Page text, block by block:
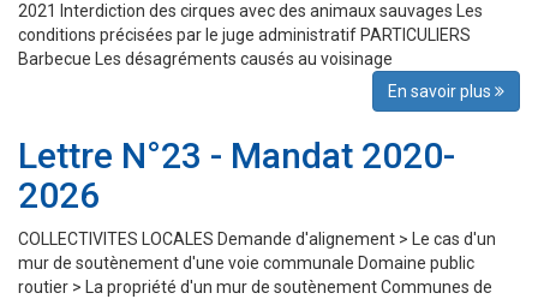
2021 Interdiction des cirques avec des animaux sauvages Les
conditions précisées par le juge administratif PARTICULIERS
Barbecue Les désagréments causés au voisinage
En savoir plus
Lettre N°23 - Mandat 2020-
2026
COLLECTIVITES LOCALES Demande d'alignement > Le cas d'un
mur de soutènement d'une voie communale Domaine public
routier > La propriété d'un mur de soutènement Communes de